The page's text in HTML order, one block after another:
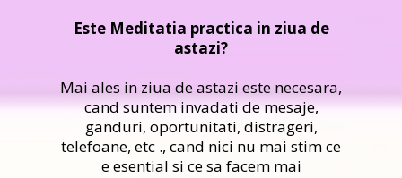
Este Meditatia practica in ziua de
astazi?
Mai ales in ziua de astazi este necesara,
cand suntem invadati de mesaje,
ganduri, oportunitati, distrageri,
telefoane, etc ., cand nici nu mai stim ce
e esential si ce sa facem mai